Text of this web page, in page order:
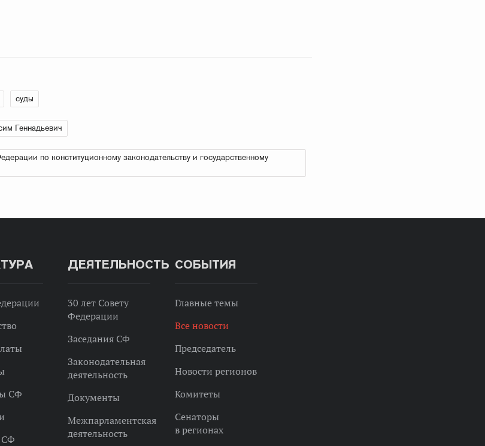
суды
Геннадьевич
по конституционному законодательству и государственному
СФ
СФ
ДЕЯТЕЛЬНОСТЬ
30 лет Совету
Федерации
Заседания СФ
Законодательная
деятельность
Документы
Межпарламентская
деятельность
СОБЫТИЯ
Главные темы
Все новости
Председатель
Новости регионов
Комитеты
Сенаторы
в регионах